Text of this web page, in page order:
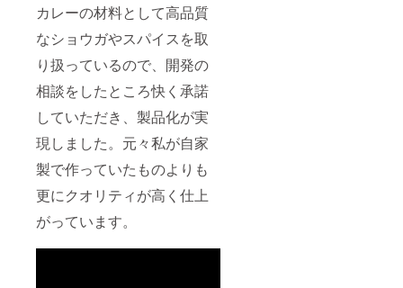
カレーの材料として高品質
なショウガやスパイスを取
り扱っているので、開発の
相談をしたところ快く承諾
していただき、製品化が実
現しました。元々私が自家
製で作っていたものよりも
更にクオリティが高く仕上
がっています。